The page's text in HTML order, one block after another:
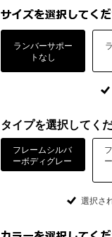
ランバーサポー
トなし
タイプを選択してく
フレームシルバ
ーボディグレー
選択さ